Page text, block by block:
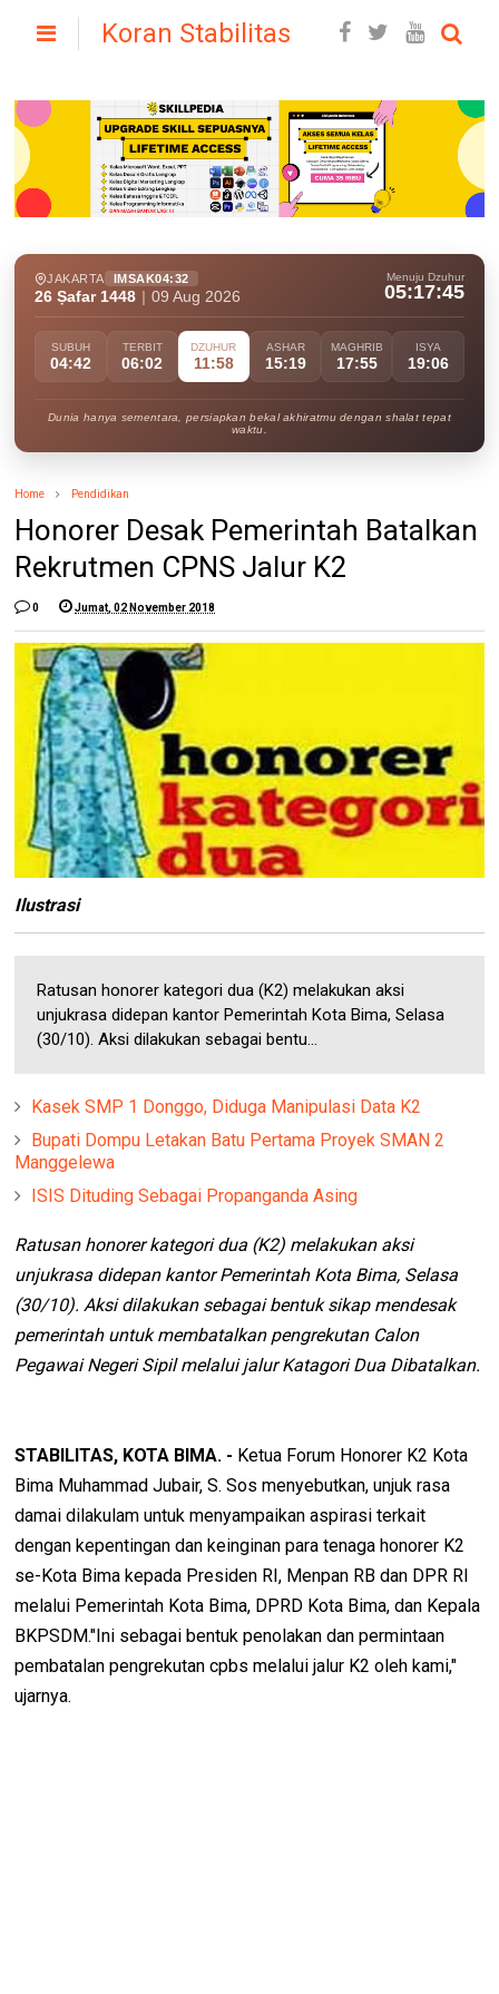
Koran Stabilitas
JAKARTA IMSAK04:32
26 Ṣafar 1448 09 Aug 2026
Menuju Dzuhur
05:17:43
SUBUH
04:42
TERBIT
06:02
DZUHUR
11:58
ASHAR
15:19
MAGHRIB
17:55
ISYA
19:06
Dunia hanya sementara, persiapkan bekal akhiratmu dengan shalat tepat
waktu.
Home Pendidikan
Honorer Desak Pemerintah Batalkan
Rekrutmen CPNS Jalur K2
0 Jumat, 02 November 2018
Ilustrasi
Ratusan honorer kategori dua (K2) melakukan aksi
unjukrasa didepan kantor Pemerintah Kota Bima, Selasa
(30/10). Aksi dilakukan sebagai bentu...
Kasek SMP 1 Donggo, Diduga Manipulasi Data K2
Bupati Dompu Letakan Batu Pertama Proyek SMAN 2
Manggelewa
ISIS Dituding Sebagai Propanganda Asing
Ratusan honorer kategori dua (K2) melakukan aksi
unjukrasa didepan kantor Pemerintah Kota Bima, Selasa
(30/10). Aksi dilakukan sebagai bentuk sikap mendesak
pemerintah untuk membatalkan pengrekutan Calon
Pegawai Negeri Sipil melalui jalur Katagori Dua Dibatalkan.
STABILITAS, KOTA BIMA. - Ketua Forum Honorer K2 Kota
Bima Muhammad Jubair, S. Sos menyebutkan, unjuk rasa
damai dilakulam untuk menyampaikan aspirasi terkait
dengan kepentingan dan keinginan para tenaga honorer K2
se-Kota Bima kepada Presiden RI, Menpan RB dan DPR RI
melalui Pemerintah Kota Bima, DPRD Kota Bima, dan Kepala
BKPSDM."Ini sebagai bentuk penolakan dan permintaan
pembatalan pengrekutan cpbs melalui jalur K2 oleh kami,"
ujarnya.